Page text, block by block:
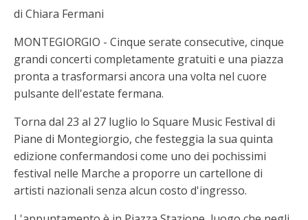
di Chiara Fermani
MONTEGIORGIO - Cinque serate consecutive, cinque
grandi concerti completamente gratuiti e una piazza
pronta a trasformarsi ancora una volta nel cuore
pulsante dell'estate fermana.
Torna dal 23 al 27 luglio lo Square Music Festival di
Piane di Montegiorgio, che festeggia la sua quinta
edizione confermandosi come uno dei pochissimi
festival nelle Marche a proporre un cartellone di
artisti nazionali senza alcun costo d'ingresso.